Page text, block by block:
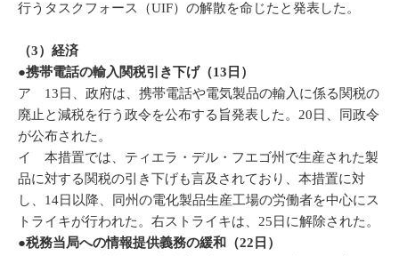
行うタスクフォース（UIF）の解散を命じたと発表した。
（3）経済
●携帯電話の輸入関税引き下げ（13日）
ア 13日、政府は、携帯電話や電気製品の輸入に係る関税の
廃止と減税を行う政令を公布する旨発表した。20日、同政令
が公布された。
イ 本措置では、ティエラ・デル・フエゴ州で生産された製
品に対する関税の引き下げも言及されており、本措置に対
し、14日以降、同州の電化製品生産工場の労働者を中心にス
トライキが行われた。右ストライキは、25日に解除された。
●税務当局への情報提供義務の緩和（22日）